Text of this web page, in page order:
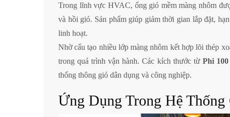
Trong lĩnh vực HVAC, ống gió mềm màng nhôm
và hồi gió. Sản phẩm giúp giảm thời gian lắp đặt,
linh hoạt.
Nhờ cấu tạo nhiều lớp màng nhôm kết hợp lõi thép
trong quá trình vận hành. Các kích thước từ Phi
thống thông gió dân dụng và công nghiệp.
Ứng Dụng Trong Hệ